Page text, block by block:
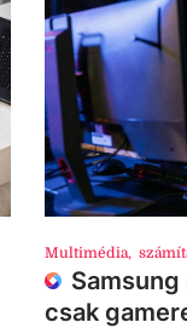
Multimédia,
csak